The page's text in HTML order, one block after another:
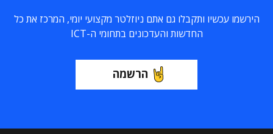
הירשמו עכשיו ותקבלו גם אתם ניוזלטר מקצועי יומי, המרכז את כל
החדשות והעדכונים בתחומי ה-ICT
הרשמה